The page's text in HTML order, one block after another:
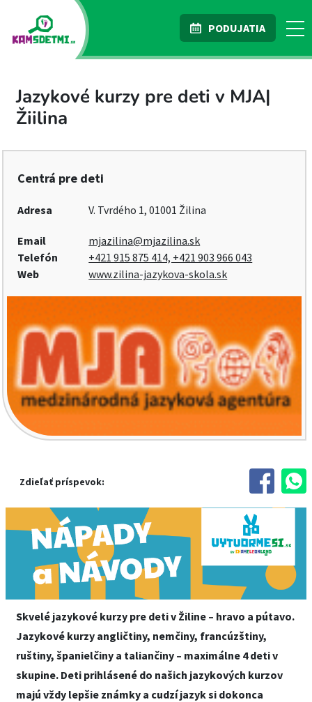
PODUJATIA
Jazykové kurzy pre deti v MJA|
Žiilina
Centrá pre deti
Adresa V. Tvrdého 1, 01001 Žilina
Email
mjazilina@mjazilina.sk
Telefón
+421 915 875 414, +421 903 966 043
Web
www.zilina-jazykova-skola.sk
Zdieľať príspevok:
Skvelé jazykové kurzy pre deti v Žiline – hravo a pútavo.
Jazykové kurzy angličtiny, nemčiny, francúzštiny,
ruštiny, španielčiny a taliančiny – maximálne 4 deti v
skupine. Deti prihlásené do našich jazykových kurzov
majú vždy lepšie známky a cudzí jazyk si dokonca